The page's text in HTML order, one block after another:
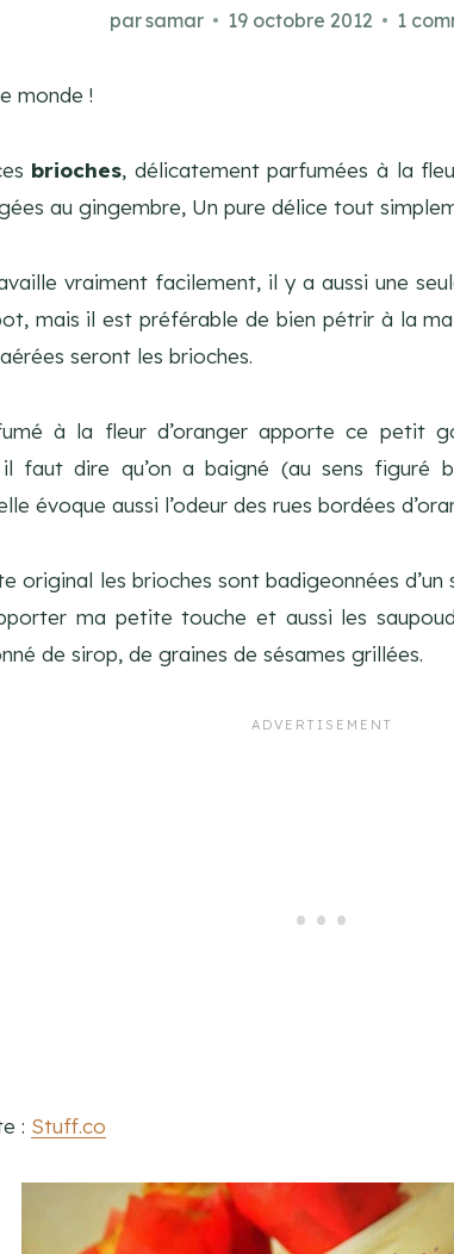
parsamar 19 octobre 2012 1
monde !
brioches, délicatement parfumées à la
au gingembre, Un pure délice tout
vraiment facilement, il y a aussi une
mais il est préférable de bien pétrir à la
seront les brioches.
à la fleur d’oranger apporte ce petit
faut dire qu’on a baigné (au sens figuré
évoque aussi l’odeur des rues bordées
original les brioches sont badigeonnées
ma petite touche et aussi les
de sirop, de graines de sésames grillées.
: Stuff.co